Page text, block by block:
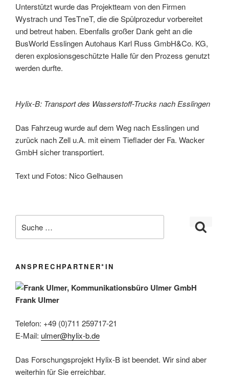
Unterstützt wurde das Projektteam von den Firmen
Wystrach und TesTneT, die die Spülprozedur vorbereitet
und betreut haben. Ebenfalls großer Dank geht an die
BusWorld Esslingen Autohaus Karl Russ GmbH&Co. KG,
deren explosionsgeschützte Halle für den Prozess genutzt
werden durfte.
Hylix-B: Transport des Wasserstoff-Trucks nach Esslingen
Das Fahrzeug wurde auf dem Weg nach Esslingen und
zurück nach Zell u.A. mit einem Tieflader der Fa. Wacker
GmbH sicher transportiert.
Text und Fotos: Nico Gelhausen
ANSPRECHPARTNER*IN
Frank Ulmer
Telefon: +49 (0)711 259717-21
E-Mail: ulmer@hylix-b.de
Das Forschungsprojekt Hylix-B ist beendet. Wir sind aber
weiterhin für Sie erreichbar.